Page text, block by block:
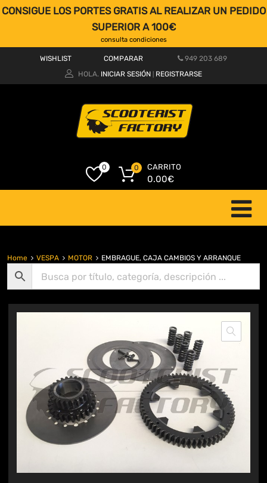
CONSIGUE LOS PORTES GRATIS AL REALIZAR UN PEDIDO
SUPERIOR A 100€
consulta condiciones
WISHLIST COMPARAR
949 203 689
HOLA. INICIAR SESIÓN REGISTRARSE
0 CARRITO
0.00€
0
Home VESPA MOTOR EMBRAGUE, CAJA CAMBIOS Y ARRANQUE